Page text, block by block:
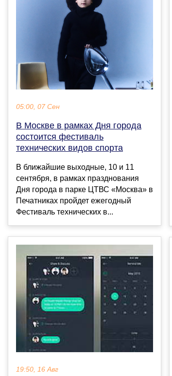
05:00, 07 Сен
В Москве в рамках Дня города
состоится фестиваль
технических видов спорта
В ближайшие выходные, 10 и 11
сентября, в рамках празднования
Дня города в парке ЦТВС «Москва» в
Печатниках пройдет ежегодный
Фестиваль технических в...
19:50, 16 Авг